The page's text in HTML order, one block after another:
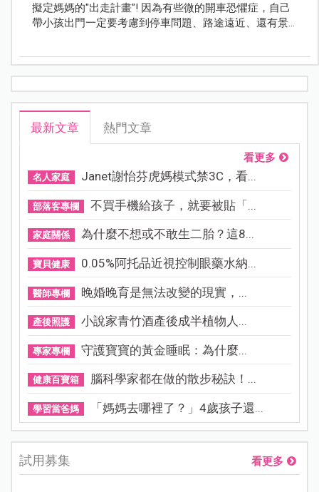
擬定媽媽的"出走計畫"! 因為有些微的開車恐懼症，自己
帶小孩出門一定要考慮到停車問題、路途遠近、還有景
的! 媽媽我呢決定跨出心理障礙的第一步才能有勇氣帶雙
最新文章 熱門文章
看更多
名人家庭 Janet謝怡芬虎媽模式禁3C，看...
部落客專欄 不買手機給孩子，就要被貼「...
家庭關係 為什麼不想或不敢生二胎？這8...
寶貝健康 0.05%阿托品近視控制眼藥水納...
醫師專欄 晚婚晚育是無法改變的現實，...
產後照護 小說家青竹酒產後成半植物人...
專家專欄 守護寶寶的黃金睡眠：為什麼...
健康百寶箱 腦科學家都在做的散步秘訣！...
學習當爸媽 「媽媽去哪裡了？」4歲孩子還...
試用募集 看更多